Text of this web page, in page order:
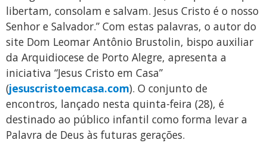
libertam, consolam e salvam. Jesus Cristo é o nosso
Senhor e Salvador.” Com estas palavras, o autor do
site Dom Leomar Antônio Brustolin, bispo auxiliar
da Arquidiocese de Porto Alegre, apresenta a
iniciativa “Jesus Cristo em Casa”
(jesuscristoemcasa.com). O conjunto de
encontros, lançado nesta quinta-feira (28), é
destinado ao público infantil como forma levar a
Palavra de Deus às futuras gerações.